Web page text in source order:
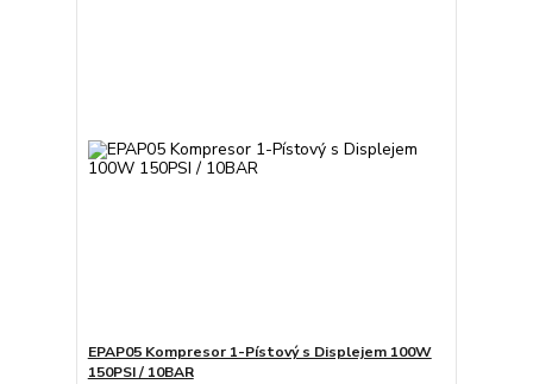
EPAP05 Kompresor 1-Pístový s Displejem 100W
150PSI / 10BAR